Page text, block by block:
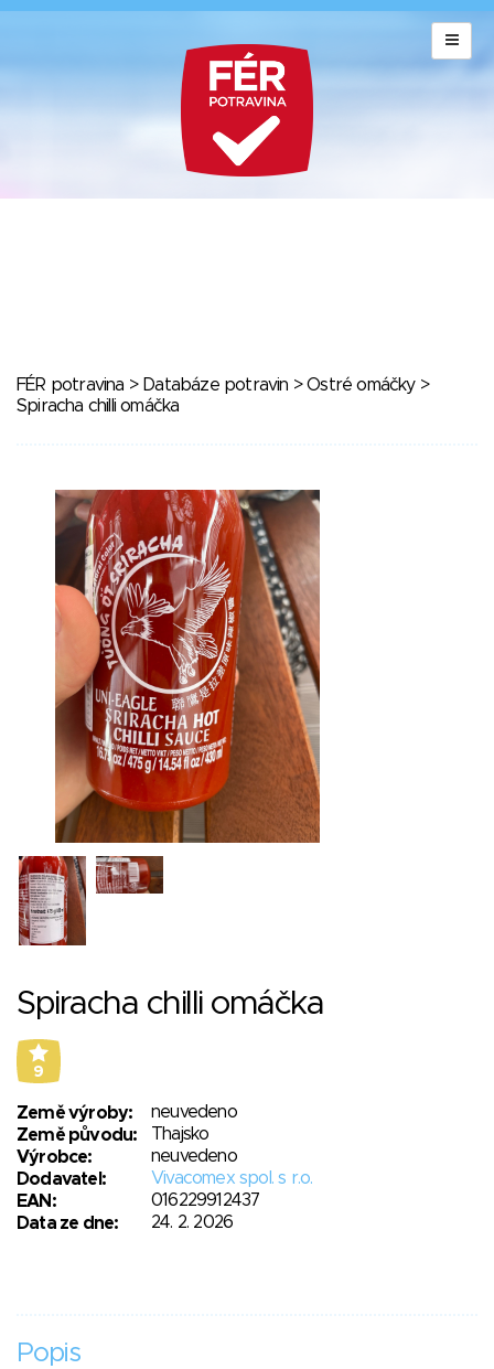
FÉR potravina > Databáze potravin >Ostré omáčky>
Spiracha chilli omáčka
Spiracha chilli omáčka
9
Země výroby:
neuvedeno
Země původu:
Thajsko
Výrobce:
neuvedeno
Dodavatel:
Vivacomex spol. s r.o.
EAN:
016229912437
Data ze dne:
24. 2. 2026
Popis